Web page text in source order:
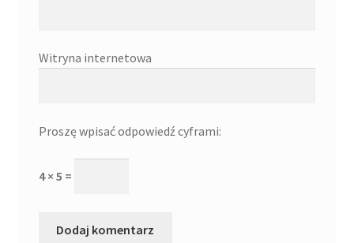
Witryna internetowa
Proszę wpisać odpowiedź cyframi:
4 × 5 =